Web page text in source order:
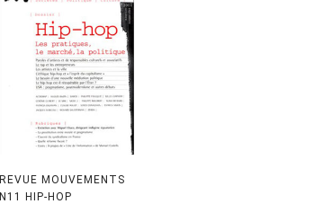
REVUE MOUVEMENTS
N11 HIP-HOP